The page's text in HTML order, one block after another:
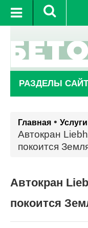
11 авг.
РАЗДЕЛЫ
Главная • Услуги
Автокран
покоится
Автокран
покоится